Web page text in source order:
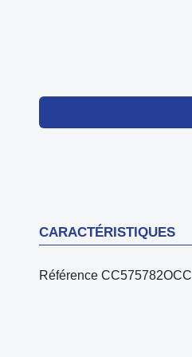
CARACTÉRISTIQUES
Référence CC575782OCC